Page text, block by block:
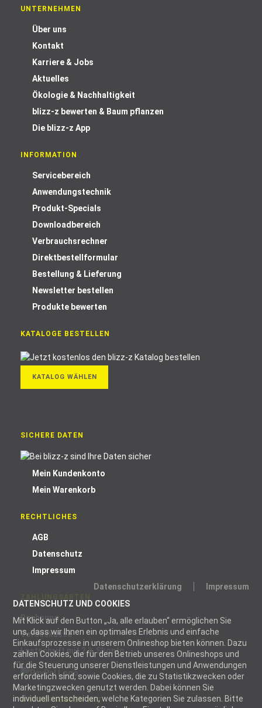
Datenschutzerklärung
Impressum
DATENSCHUTZ UND COOKIES
Mit Klick auf den Button „Ja, alle erlauben“ ermöglichen Sie
uns, dass wir Ihnen ein optimales Erlebnis und einfache
Einkaufsprozesse in unserem Onlineshop bieten können. Dazu
zählen Cookies, die für den Betrieb unseres Onlineshops und
für die Steuerung unserer Dienstleistungen und Anwendungen
erforderlich sind, sowie Cookies, die zu Statistikzwecken oder
Marketingzwecken genutzt werden. Dabei können Sie
individuell entscheiden, welche Kategorien Sie zulassen. Bitte
UNTERNEHMEN
Über uns
Kontakt
Karriere & Jobs
Aktuelles
Ökologie & Nachhaltigkeit
blizz-z bewerten & Baum pflanzen
Die blizz-z App
INFORMATION
Servicebereich
Anwendungstechnik
Produkt-Specials
Downloadbereich
Verbrauchsrechner
Direktbestellformular
Bestellung & Lieferung
Newsletter bestellen
Produkte bewerten
KATALOGE BESTELLEN
KATALOG WÄHLEN
SICHERE DATEN
Mein Kundenkonto
Mein Warenkorb
RECHTLICHES
AGB
Datenschutz
Impressum
Rechnung
Vorauskasse
Lastschrift mit 2 % Skonto
WIR VERSENDEN MIT